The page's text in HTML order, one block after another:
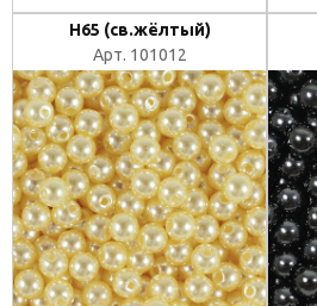
H65 (св.жёлтый)
Арт. 101012